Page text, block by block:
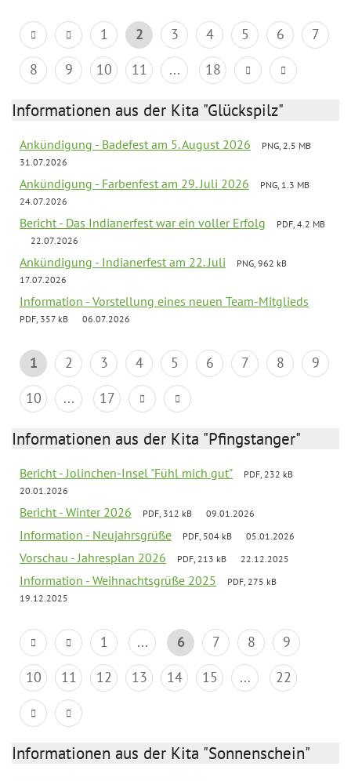
1 2 3 4 5 6
7
8
9 10 11 ... 18
Informationen aus der Kita "Glückspilz"
Ankündigung - Badefest am 5. August 2026
PNG, 2.5 MB
31.07.2026
Ankündigung - Farbenfest am 29. Juli 2026
PNG, 1.3 MB
24.07.2026
Bericht - Das Indianerfest war ein voller Erfolg
PDF, 4.2 MB
22.07.2026
Ankündigung - Indianerfest am 22. Juli
PNG, 962 kB
17.07.2026
Information - Vorstellung eines neuen Team-Mitglieds
PDF, 357 kB 06.07.2026
1 2 3 4 5 6 7 8
9
10
... 17
Informationen aus der Kita "Pfingstanger"
Bericht - Jolinchen-Insel "Fühl mich gut"
PDF, 232 kB
20.01.2026
Bericht - Winter 2026 PDF, 312 kB 09.01.2026
Information - Neujahrsgrüße PDF, 504 kB 05.01.2026
Vorschau - Jahresplan 2026 PDF, 213 kB 22.12.2025
Information - Weihnachtsgrüße 2025
PDF, 275 kB
19.12.2025
1 ... 6 7 8
9
10
11 12 13 14 15 ... 22
Informationen aus der Kita "Sonnenschein"